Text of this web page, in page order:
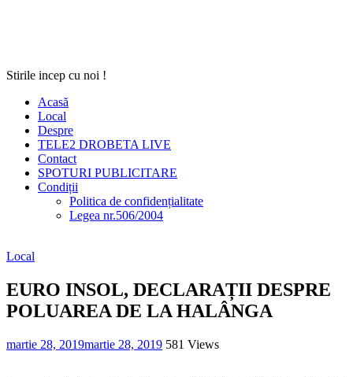
Stirile incep cu noi !
Acasă
Local
Despre
TELE2 DROBETA LIVE
Contact
SPOTURI PUBLICITARE
Condiții
Politica de confidențialitate
Legea nr.506/2004
Local
EURO INSOL, DECLARAȚII DESPRE
POLUAREA DE LA HALÂNGA
martie 28, 2019martie 28, 2019 581 Views